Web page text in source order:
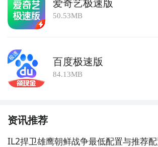
爱奇艺极速版
50.53MB
百度极速版
84.13MB
资讯推荐
IL2捍卫雄鹰朝鲜战争最低配置与推荐